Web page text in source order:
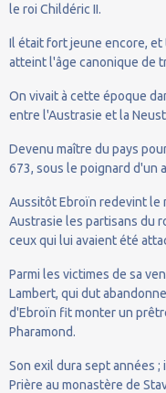
le roi Childéric II.
Il était fort jeune encore,
atteint l'âge canonique de
On vivait à cette époque
entre l'Austrasie et la
Devenu maître du pays
673, sous le poignard d'un
Aussitôt Ebroïn redevint le
Austrasie les partisans du
ceux qui lui avaient été
Parmi les victimes de sa
Lambert, qui dut
d'Ebroïn fit monter un
Pharamond.
Son exil dura sept années
Prière au monastère de